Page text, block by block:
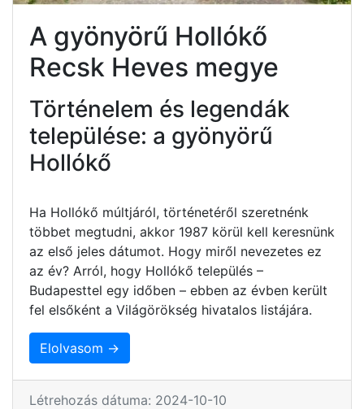
A gyönyörű Hollókő
Recsk Heves megye
Történelem és legendák
települése: a gyönyörű
Hollókő
Ha Hollókő múltjáról, történetéről szeretnénk
többet megtudni, akkor 1987 körül kell keresnünk
az első jeles dátumot. Hogy miről nevezetes ez
az év? Arról, hogy Hollókő település –
Budapesttel egy időben – ebben az évben került
fel elsőként a Világörökség hivatalos listájára.
Elolvasom →
Létrehozás dátuma: 2024-10-10